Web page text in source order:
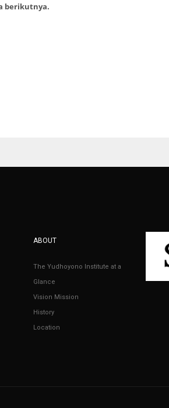
berikutnya.
ABOUT
The Yudhoyono Institute at a
Glance
Vision Mission
History
Location